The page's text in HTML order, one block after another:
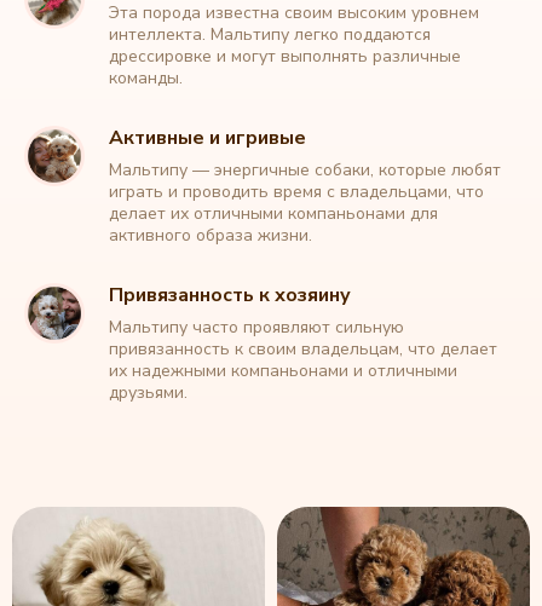
Эта порода известна своим высоким уровнем
интеллекта. Мальтипу легко поддаются
дрессировке и могут выполнять различные
команды.
Активные и игривые
Мальтипу — энергичные собаки, которые любят
играть и проводить время с владельцами, что
делает их отличными компаньонами для
активного образа жизни.
Привязанность к хозяину
Мальтипу часто проявляют сильную
привязанность к своим владельцам, что делает
их надежными компаньонами и отличными
друзьями.
Каталог обновлен: